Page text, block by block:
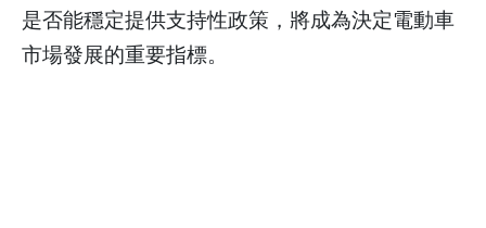
是否能穩定提供支持性政策，將成為決定電動車
市場發展的重要指標。